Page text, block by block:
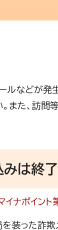
ルなどが
また、訪問
みは終
ナポイント
を装った詐